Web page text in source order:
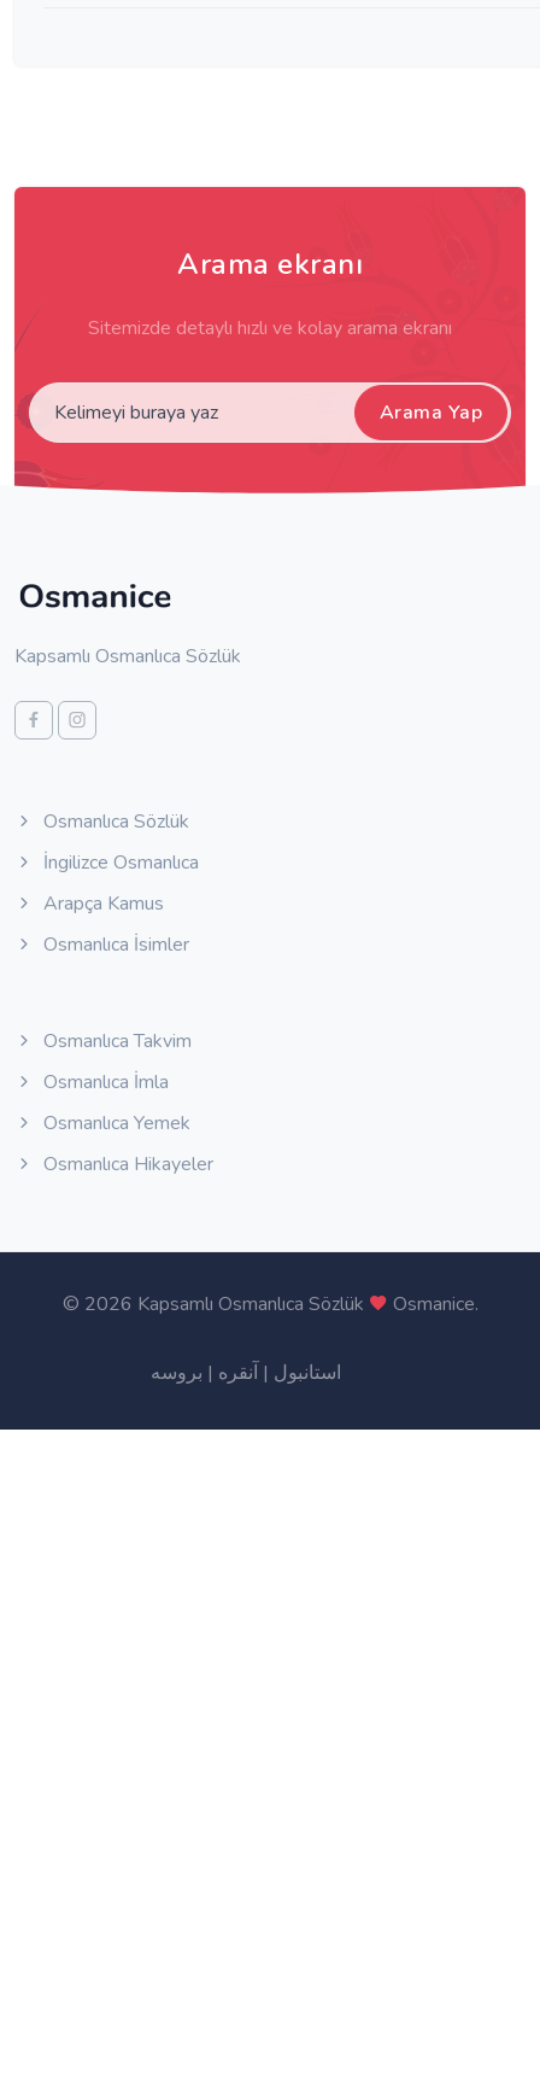
Arama ekranı
Sitemizde detaylı hızlı ve kolay arama ekranı
Arama Yap
Kapsamlı Osmanlıca Sözlük
Osmanlıca Sözlük
İngilizce Osmanlıca
Arapça Kamus
Osmanlıca İsimler
Osmanlıca Takvim
Osmanlıca İmla
Osmanlıca Yemek
Osmanlıca Hikayeler
© 2026 Kapsamlı Osmanlıca Sözlük Osmanice.
استانبول | آنقره | بروسه